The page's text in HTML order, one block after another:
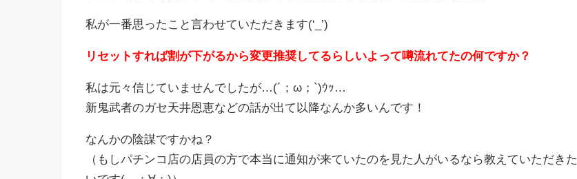
私が一番思ったこと言わせていただきます(‘_’)
リセットすれば割が下がるから変更推奨してるらしいよって噂流れてたの何ですか？
私は元々信じていませんでしたが…(´；ω；`)ｳｯ…
新鬼武者のガセ天井恩恵などの話が出て以降なんか多いんです！
なんかの陰謀ですかね？
（もしパチンコ店の店員の方で本当に通知が来ていたのを見た人がいるなら教えていただきた